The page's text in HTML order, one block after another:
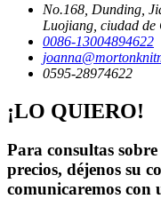
No.168, Dunding,
Luojiang, ciudad de
0086-13004894622
0595-28974622
¡LO QUIERO!
Para consultas
precios, déjenos su
comunicaremos con